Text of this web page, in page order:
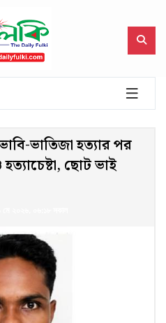
ভাতিজা হত্যার পর
ছোট ভাই